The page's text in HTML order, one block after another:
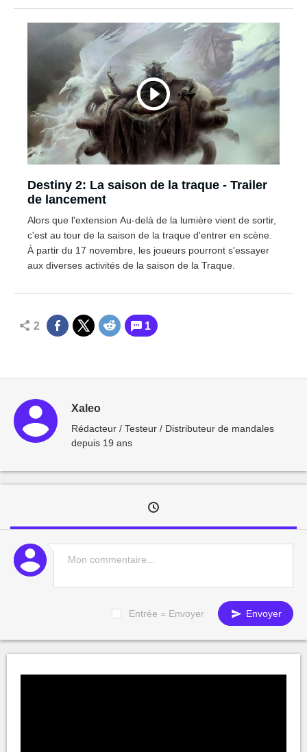
Destiny 2: La saison de la traque - Trailer
de lancement
Alors que l'extension Au-delà de la lumière vient de sortir,
c'est au tour de la saison de la traque d'entrer en scène.
À partir du 17 novembre, les joueurs pourront s'essayer
aux diverses activités de la saison de la Traque.
2 1
Xaleo
Rédacteur / Testeur / Distributeur de mandales
depuis 19 ans
Entrée = Envoyer Envoyer